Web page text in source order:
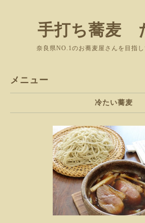
手打ち蕎麦
奈良県NO.1のお蕎麦屋さんを目指し
メニュー
冷たい蕎麦